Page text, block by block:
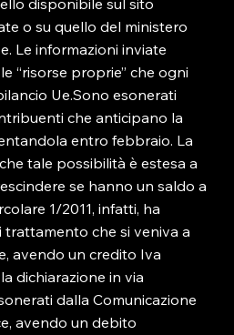
disponibile sul sito
o su quello del ministero
Le informazioni inviate
“risorse proprie” che ogni
Ue.Sono esonerati
che anticipano la
entro febbraio. La
tale possibilità è estesa a
se hanno un saldo a
1/2011, infatti, ha
che si veniva a
avendo un credito Iva
dichiarazione in via
dalla Comunicazione
avendo un debito